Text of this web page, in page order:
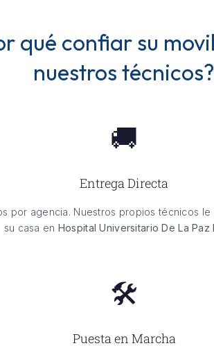
qué confiar su
nuestros técnicos?
🚚
Entrega Directa
por agencia. Nuestros propios técnicos
su casa en Hospital Universitario De La Paz
🛠️
Puesta en Marcha